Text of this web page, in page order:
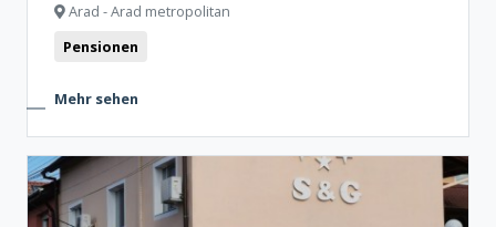
Arad - Arad metropolitan
Pensionen
Mehr sehen